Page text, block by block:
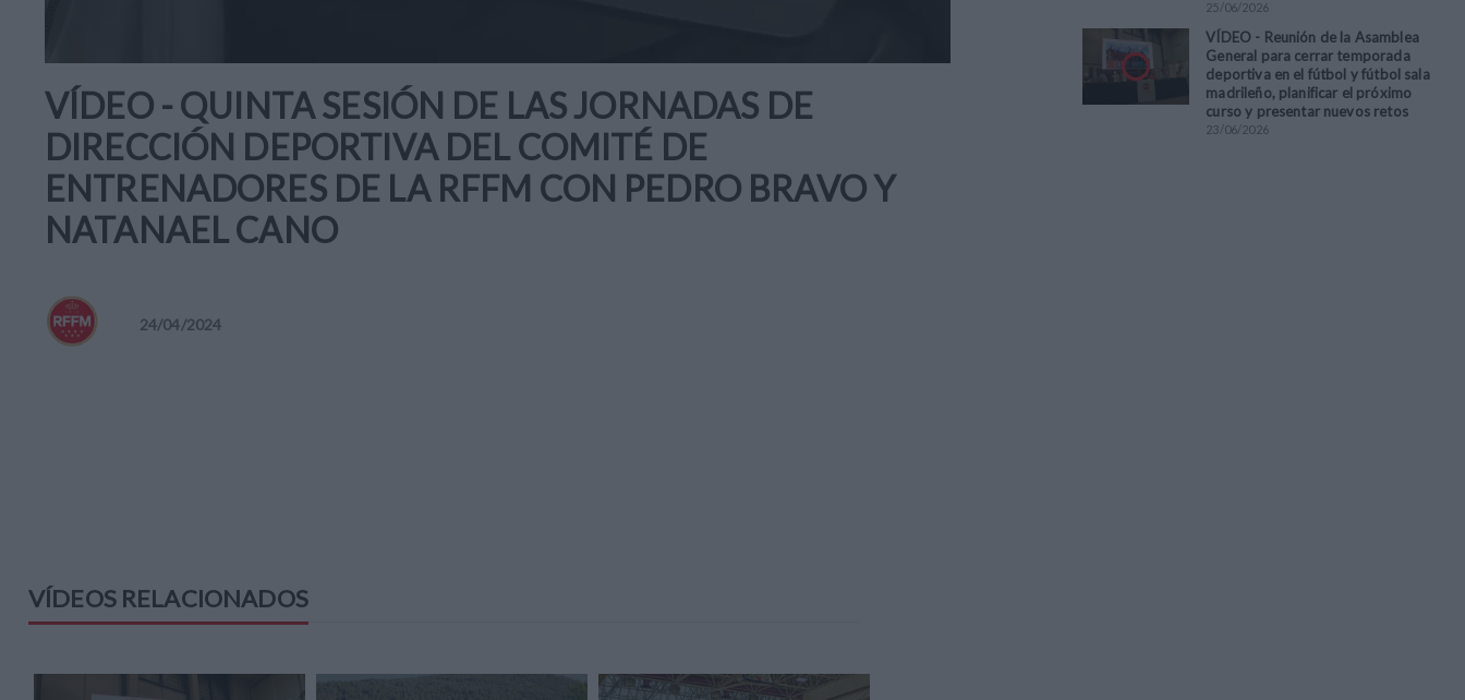
VÍDEO - QUINTA SESIÓN DE LAS JORNADAS DE
DIRECCIÓN DEPORTIVA DEL COMITÉ DE
ENTRENADORES DE LA RFFM CON PEDRO BRAVO Y
NATANAEL CANO
24/04/2024
VÍDEOS RELACIONADOS
25/06/2026
VÍDEO - Reunión de la Asamblea
General para cerrar temporada
deportiva en el fútbol y fútbol sala
madrileño, planificar el próximo
curso y presentar nuevos retos
23/06/2026